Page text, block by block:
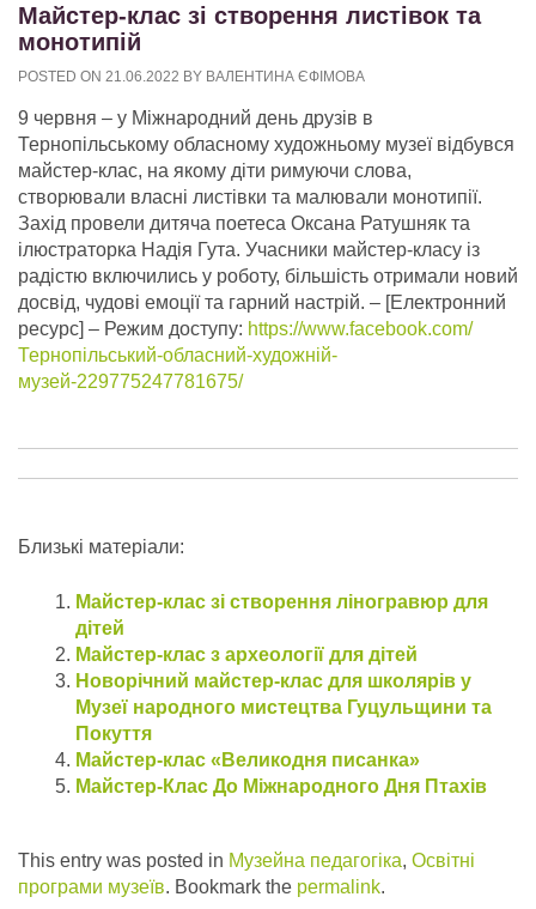
Майстер-клас зі створення листівок та
монотипій
POSTED ON 21.06.2022 BY ВАЛЕНТИНА ЄФІМОВА
9 червня – у Міжнародний день друзів в
Тернопільському обласному художньому музеї відбувся
майстер-клас, на якому діти римуючи слова,
створювали власні листівки та малювали монотипії.
Захід провели дитяча поетеса Оксана Ратушняк та
ілюстраторка Надія Гута. Учасники майстер-класу із
радістю включились у роботу, більшість отримали новий
досвід, чудові емоції та гарний настрій. – [Електронний
ресурс] – Режим доступу: https://www.facebook.com/
Тернопільський-обласний-художній-
музей-229775247781675/
Близькі матеріали:
Майстер-клас зі створення ліногравюр для
дітей
Майстер-клас з археології для дітей
Новорічний майстер-клас для школярів у
Музеї народного мистецтва Гуцульщини та
Покуття
Майстер-клас «Великодня писанка»
Майстер-Клас До Міжнародного Дня Птахів
This entry was posted in Музейна педагогіка, Освітні
програми музеїв. Bookmark the permalink.